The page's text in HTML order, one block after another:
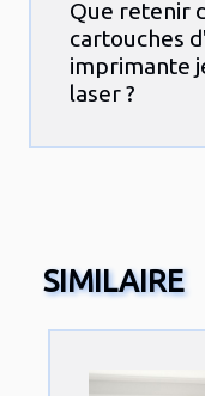
Que retenir
cartouches
imprimante
laser ?
SIMILAIRE